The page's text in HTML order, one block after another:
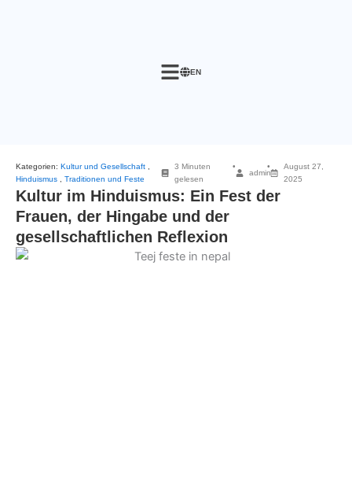
EN
Kategorien: Kultur und Gesellschaft
Hinduismus
Traditionen und Feste
3 Minuten
gelesen
•
admin
•
August 27,
2025
Kultur im Hinduismus: Ein Fest der
Frauen, der Hingabe und der
gesellschaftlichen Reflexion